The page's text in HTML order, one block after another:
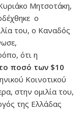
Μητσοτάκη,
ο
του, ο Καναδός
ότι η
ποσό των $10
Κοινοτικού
στην ομιλία του,
της Ελλάδας